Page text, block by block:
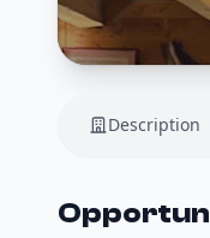
Description